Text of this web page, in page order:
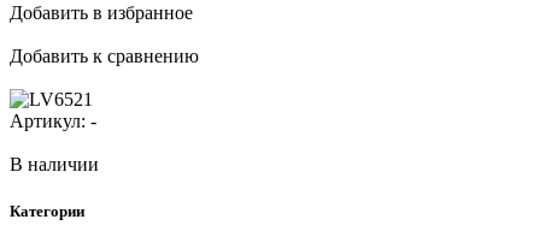
Добавить в избранное
Добавить к сравнению
Артикул: -
В наличии
Категории